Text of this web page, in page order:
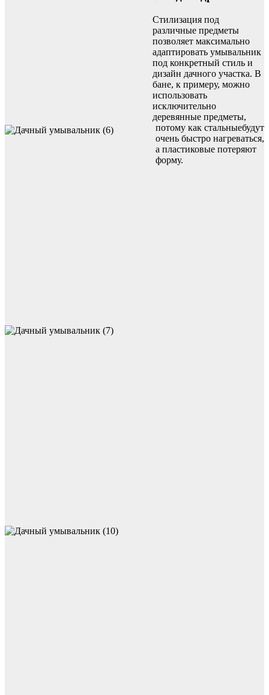
Стилизация под
различные предметы
позволяет максимально
адаптировать умывальник
под конкретный стиль и
дизайн дачного участка. В
бане, к примеру, можно
использовать
исключительно
деревянные предметы,
потому как стальныебудут
очень быстро нагреваться,
а пластиковые потеряют
форму.